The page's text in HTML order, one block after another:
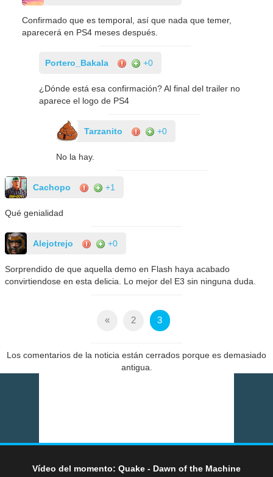
Confirmado que es temporal, así que nada que temer,
aparecerá en PS4 meses después.
Portero_Bakala +0
¿Dónde está esa confirmación? Al final del trailer no
aparece el logo de PS4
Tarzanito +0
No la hay.
Cachopo +1
Qué genialidad
Alejotrejo +0
Sorprendido de que aquella demo en Flash haya acabado
convirtiendose en esta delicia. Lo mejor del E3 sin ninguna duda.
« 2 3
Los comentarios de la noticia están cerrados porque es demasiado
antigua.
Vídeo del momento: Quake - Dawn of the Machine